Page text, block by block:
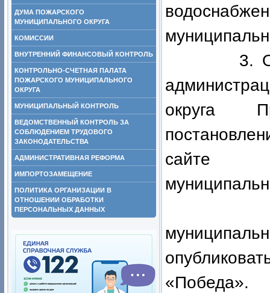
ДУМА ПОЖАРСКОГО
МУНИЦИПАЛЬНОГО ОКРУГА
КОМИССИИ
ВНУТРЕННИЙ ФИНАНСОВЫЙ КОНТРОЛЬ
КОНТРОЛЬНО-СЧЕТНАЯ ПАЛАТА
ПОЖАРСКОГО МУНИЦИПАЛЬНОГО
ОКРУГА
МУНИЦИПАЛЬНЫЙ КОНТРОЛЬ
ВЕДОМСТВЕННЫЙ КОНТРОЛЬ ЗА
СОБЛЮДЕНИЕМ ТРУДОВОГО
ЗАКОНОДАТЕЛЬСТВА
АДМИНИСТРАТИВНАЯ РЕФОРМА
ИМПОРТОЗАМЕЩЕНИЕ
ПОЛИТИКА ОРГАНИЗАЦИИ В
ОТНОШЕНИИ ОБРАБОТКИ
ПЕРСОНАЛЬНЫХ ДАННЫХ
3.
округа
сайте
«Победа».